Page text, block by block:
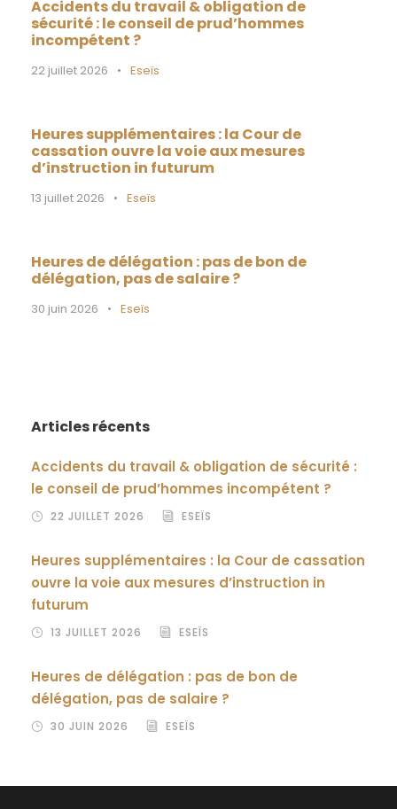
Accidents du travail & obligation de
sécurité : le conseil de prud’hommes
incompétent ?
22 juillet 2026 • Eseïs
Heures supplémentaires : la Cour de
cassation ouvre la voie aux mesures
d’instruction in futurum
13 juillet 2026 • Eseïs
Heures de délégation : pas de bon de
délégation, pas de salaire ?
30 juin 2026 • Eseïs
Articles récents
Accidents du travail & obligation de sécurité :
le conseil de prud’hommes incompétent ?
22 JUILLET 2026 ESEÏS
Heures supplémentaires : la Cour de cassation
ouvre la voie aux mesures d’instruction in
futurum
13 JUILLET 2026 ESEÏS
Heures de délégation : pas de bon de
délégation, pas de salaire ?
30 JUIN 2026 ESEÏS